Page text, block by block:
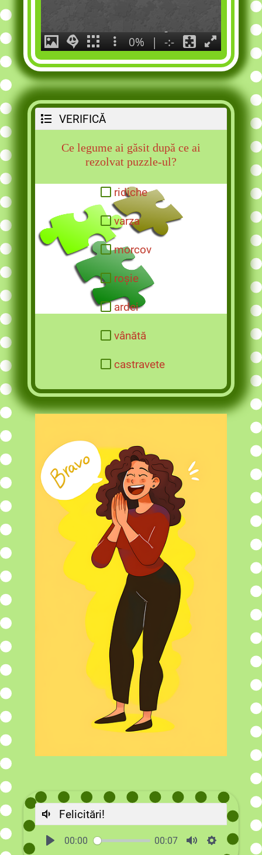
VERIFICĂ
Ce legume ai găsit după ce ai
rezolvat puzzle-ul?
ridiche
varza
morcov
roșie
ardei
vânătă
castravete
Felicitări!
00:00 00:07